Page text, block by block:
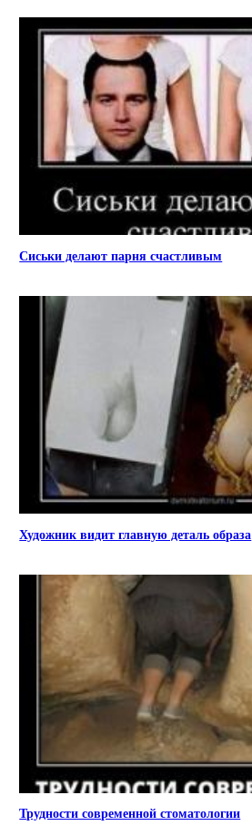
Сиськи делают парня счастливым
Художник видит главную деталь образа
Трудности современной стоматологии